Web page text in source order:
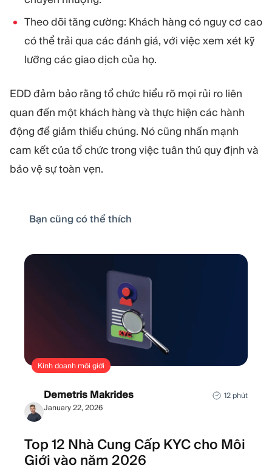
Theo dõi tăng cường: Khách hàng có nguy cơ cao
có thể trải qua các đánh giá, với việc xem xét kỹ
lưỡng các giao dịch của họ.
EDD đảm bảo rằng tổ chức hiểu rõ mọi rủi ro liên
quan đến một khách hàng và thực hiện các hành
động để giảm thiểu chúng. Nó cũng nhấn mạnh
cam kết của tổ chức trong việc tuân thủ quy định và
bảo vệ sự toàn vẹn.
Bạn cũng có thể thích
Kinh doanh môi giới
Demetris Makrides
January 22, 2026
12 phút
Top 12 Nhà Cung Cấp KYC cho Môi
Giới vào năm 2026